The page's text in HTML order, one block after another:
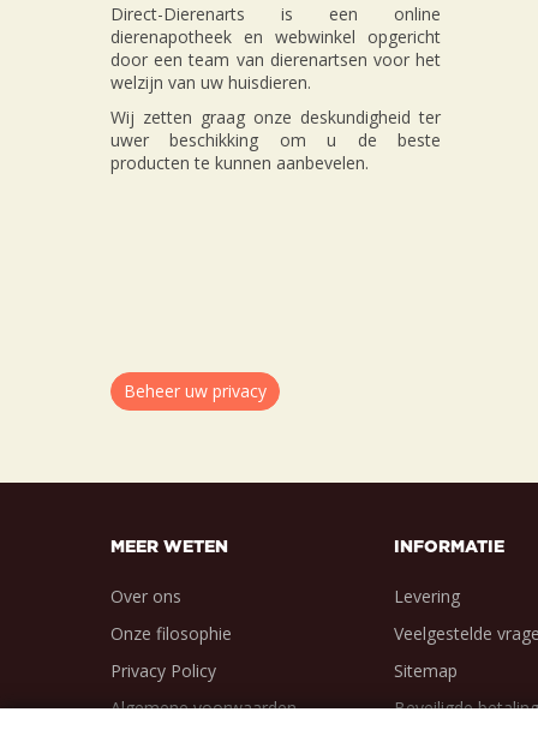
Direct-Dierenarts is een online
dierenapotheek en webwinkel opgericht
door een team van dierenartsen voor het
welzijn van uw huisdieren.
Wij zetten graag onze deskundigheid ter
uwer beschikking om u de beste
producten te kunnen aanbevelen.
Beheer uw privacy
MEER WETEN
Over ons
Onze filosophie
Privacy Policy
Algemene voorwaarden
INFORMATIE
Levering
Veelgestelde
Sitemap
Beveiligde betaling